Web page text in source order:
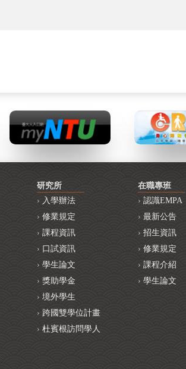
研究所
入學辦法
修業規定
課程資訊
口試資訊
學生論文
獎助學金
境外學生
跨國雙學位計畫
杜賓根訪問學人
在職專班
認識EMPA
最新公告
招生資訊
修業規定
課程介紹
學生論文